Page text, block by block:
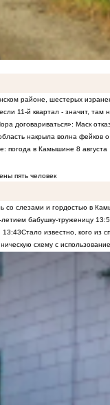
районе, шестерых
11-й квартал - значит,
договариваться»: Маск
накрыла волна фейков
погода в Камышине 8 августа
пять человек
со слезами и гордостью в
бабушку-труженицу
13:43Стало известно, кого из
схему с